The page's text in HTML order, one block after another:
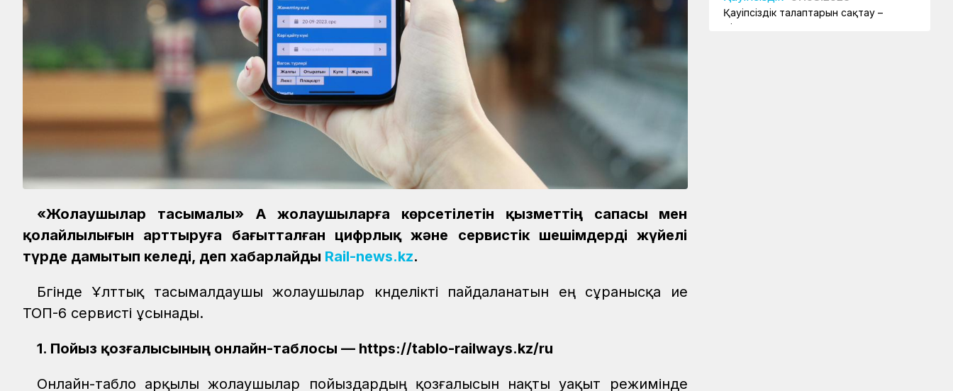
«Жолаушылар тасымалы» АҚ жолаушыларға көрсетілетін қызметтің сапасы мен
қолайлылығын арттыруға бағытталған цифрлық және сервистік шешімдерді жүйелі
түрде дамытып келеді, деп хабарлайды Rail-news.kz.
Бүгінде Ұлттық тасымалдаушы жолаушылар күнделікті пайдаланатын ең сұранысқа ие
ТОП-6 сервисті ұсынады.
1. Пойыз қозғалысының онлайн-таблосы — https://tablo-railways.kz/ru
Онлайн-табло арқылы жолаушылар пойыздардың қозғалысын нақты уақыт режимінде
Қауіпсіздік талаптарын сақтау –
міндет